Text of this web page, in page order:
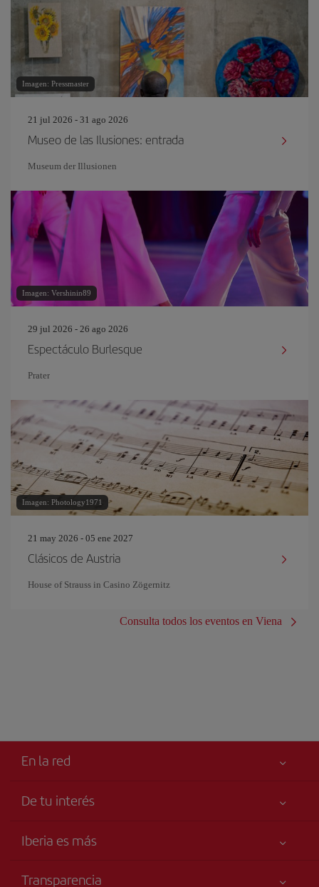
Imagen: Pressmaster
21 jul 2026 - 31 ago 2026
Museo de las Ilusiones: entrada
Museum der Illusionen
Imagen: Vershinin89
29 jul 2026 - 26 ago 2026
Espectáculo Burlesque
Prater
Imagen: Photology1971
21 may 2026 - 05 ene 2027
Clásicos de Austria
House of Strauss in Casino Zögernitz
Consulta todos los eventos en Viena
En la red
De tu interés
Accesibilidad
Iberia es más
Transparencia